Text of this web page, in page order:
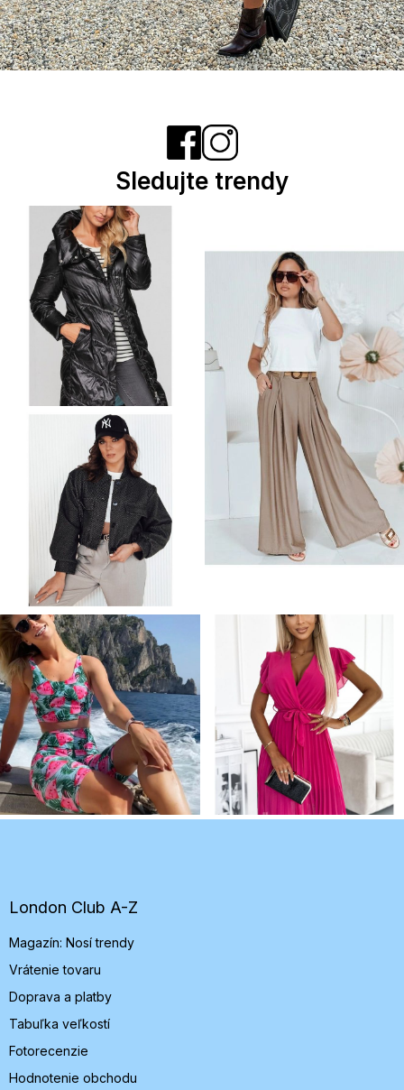
e
London Club A-Z
Magazín: Nosí trendy
Vrátenie tovaru
Doprava a platby
Tabuľka veľkostí
Fotorecenzie
Hodnotenie obchodu